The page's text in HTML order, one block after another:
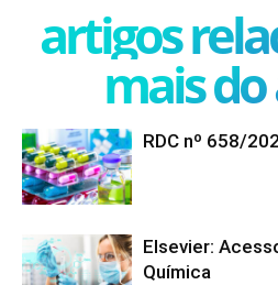
artigos
mais
RDC nº 658/
Elsevier:
Química